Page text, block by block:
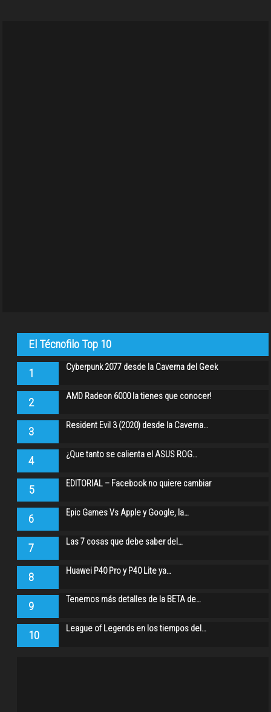
El Técnofilo Top 10
1 Cyberpunk 2077 desde la Caverna del Geek
2 AMD Radeon 6000 la tienes que conocer!
3 Resident Evil 3 (2020) desde la Caverna…
4 ¿Que tanto se calienta el ASUS ROG…
5 EDITORIAL – Facebook no quiere cambiar
6 Epic Games Vs Apple y Google, la…
7 Las 7 cosas que debe saber del…
8 Huawei P40 Pro y P40 Lite ya…
9 Tenemos más detalles de la BETA de…
10 League of Legends en los tiempos del…